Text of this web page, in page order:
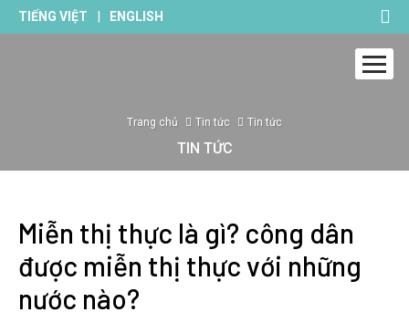
TIẾNG VIỆT | ENGLISH
Trang chủ Tin tức Tin tức
TIN TỨC
Miễn thị thực là gì? công dân
được miễn thị thực với những
nước nào?